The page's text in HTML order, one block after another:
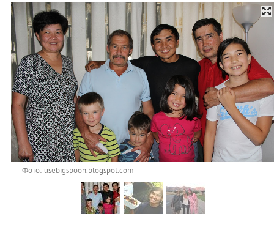
Фото: usebigspoon.blogspot.com